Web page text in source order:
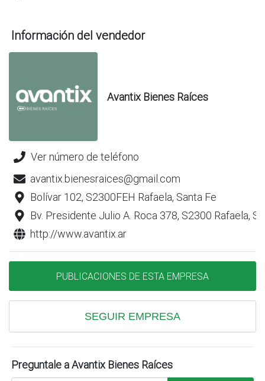
Información del vendedor
Avantix Bienes Raíces
Ver número de teléfono
avantix.bienesraices@gmail.com
Bolívar 102, S2300FEH Rafaela, Santa Fe
Bv. Presidente Julio A. Roca 378, S2300 Rafaela,
http://www.avantix.ar
PUBLICACIONES DE ESTA EMPRESA
SEGUIR EMPRESA
Preguntale a Avantix Bienes Raíces